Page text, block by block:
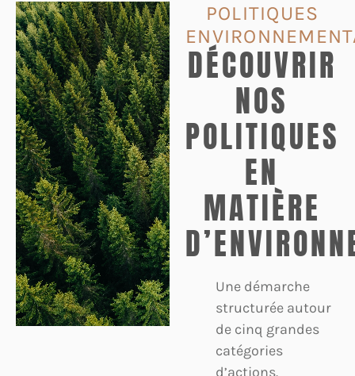
POLITIQUES
DÉCOUVRIR
NOS
POLITIQUES
EN
MATIÈRE
Une démarche
structurée autour
de cinq grandes
catégories
d’actions.